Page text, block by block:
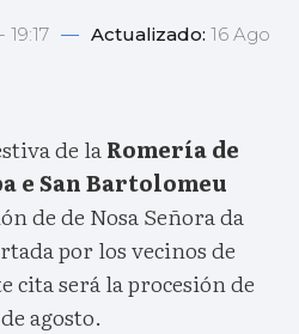
— Actualizado: 16 Ago
de laRomería de
e San Bartolomeu
de de Nosa Señora da
por los vecinos de
cita será la procesión de
agosto.